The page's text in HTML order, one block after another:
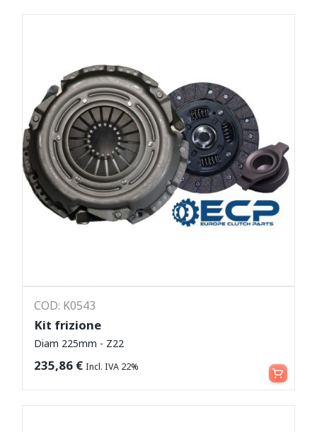
COD: K0543
Kit frizione
Diam 225mm - Z22
235,86 € Incl. IVA 22% Leggi tutto